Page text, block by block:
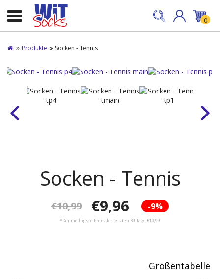
0
Produkte Socken - Tennis
Socken - Tennis
-9%
€10,99 €9,96
*Der niedrigste Preis der letzten 30 Tage €10,99
Größentabelle